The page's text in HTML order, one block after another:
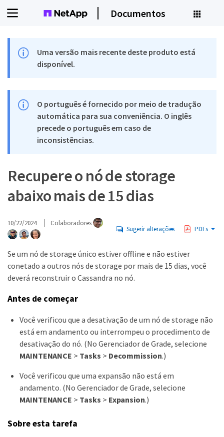
Documentos
Uma versão mais recente deste produto está
disponível.
O português é fornecido por meio de tradução
automática para sua conveniência. O inglês
precede o português em caso de
inconsistências.
Recupere o nó de storage
abaixo mais de 15 dias
10/22/2024 Colaboradores
Sugerir alterações PDFs
Se um nó de storage único estiver offline e não estiver
conetado a outros nós de storage por mais de 15 dias, você
deverá reconstruir o Cassandra no nó.
Antes de começar
Você verificou que a desativação de um nó de storage não
está em andamento ou interrompeu o procedimento de
desativação do nó. (No Gerenciador de Grade, selecione
MAINTENANCE > Tasks > Decommission.)
Você verificou que uma expansão não está em
andamento. (No Gerenciador de Grade, selecione
MAINTENANCE > Tasks > Expansion.)
Sobre esta tarefa